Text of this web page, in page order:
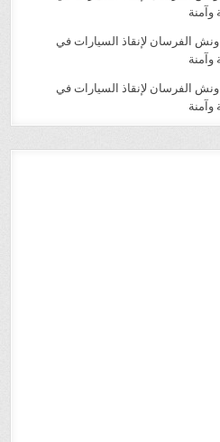
ونش الفرسان لإنقاذ السيارات في
ونش الفرسان لإنقاذ السيارات في